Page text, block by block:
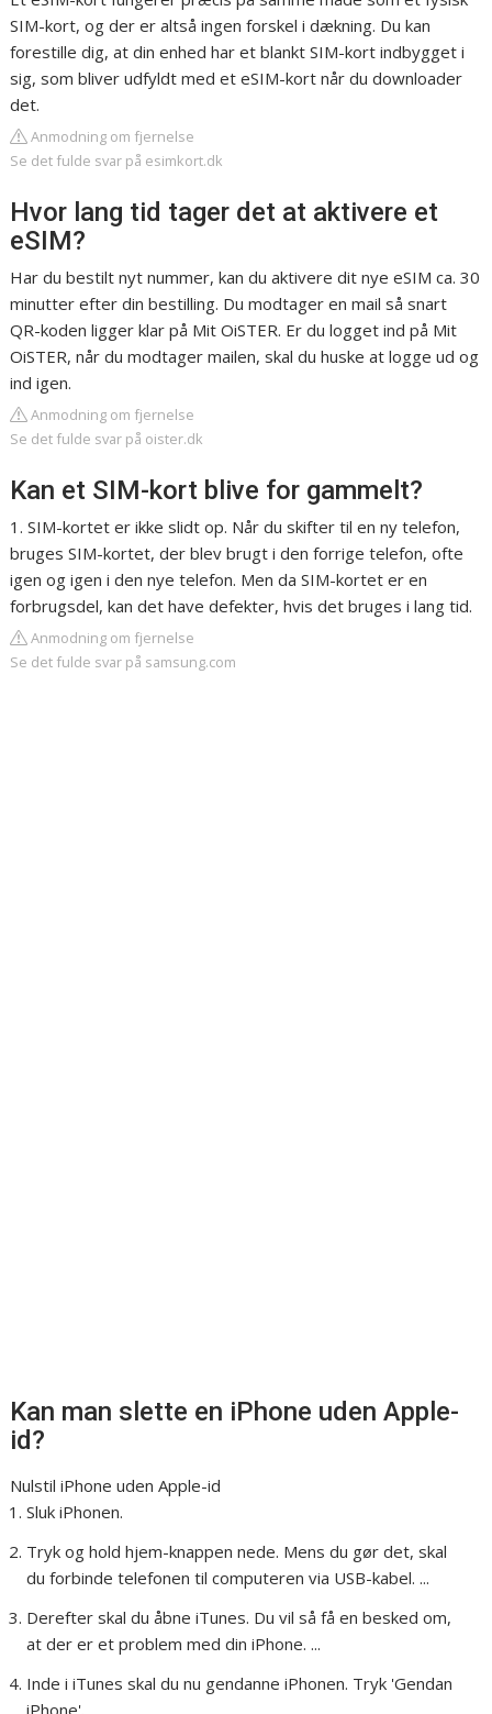
SIM-kort, og der er altså ingen forskel i dækning. Du kan
forestille dig, at din enhed har et blankt SIM-kort indbygget i
sig, som bliver udfyldt med et eSIM-kort når du downloader
det.
Anmodning om fjernelse
Se det fulde svar på esimkort.dk
Hvor lang tid tager det at aktivere et
eSIM?
Har du bestilt nyt nummer, kan du aktivere dit nye eSIM ca. 30
minutter efter din bestilling. Du modtager en mail så snart
QR-koden ligger klar på Mit OiSTER. Er du logget ind på Mit
OiSTER, når du modtager mailen, skal du huske at logge ud og
ind igen.
Anmodning om fjernelse
Se det fulde svar på oister.dk
Kan et SIM-kort blive for gammelt?
1. SIM-kortet er ikke slidt op. Når du skifter til en ny telefon,
bruges SIM-kortet, der blev brugt i den forrige telefon, ofte
igen og igen i den nye telefon. Men da SIM-kortet er en
forbrugsdel, kan det have defekter, hvis det bruges i lang tid.
Anmodning om fjernelse
Se det fulde svar på samsung.com
Kan man slette en iPhone uden Apple-
id?
Nulstil iPhone uden Apple-id
Sluk iPhonen.
Tryk og hold hjem-knappen nede. Mens du gør det, skal
du forbinde telefonen til computeren via USB-kabel. ...
Derefter skal du åbne iTunes. Du vil så få en besked om,
at der er et problem med din iPhone. ...
Inde i iTunes skal du nu gendanne iPhonen. Tryk 'Gendan